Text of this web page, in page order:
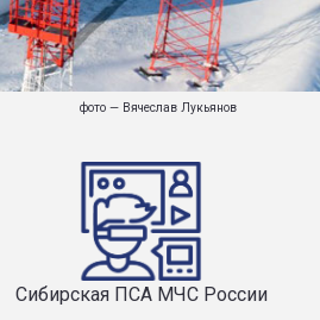
фото — Вячеслав Лукьянов
Сибирская ПСА МЧС России